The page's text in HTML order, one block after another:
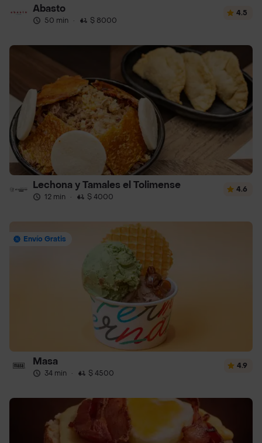
Abasto
50 min · $ 8000
4.5
Lechona y Tamales el Tolimense
12 min · $ 4000
4.6
Envío Gratis
Masa
34 min · $ 4500
4.9